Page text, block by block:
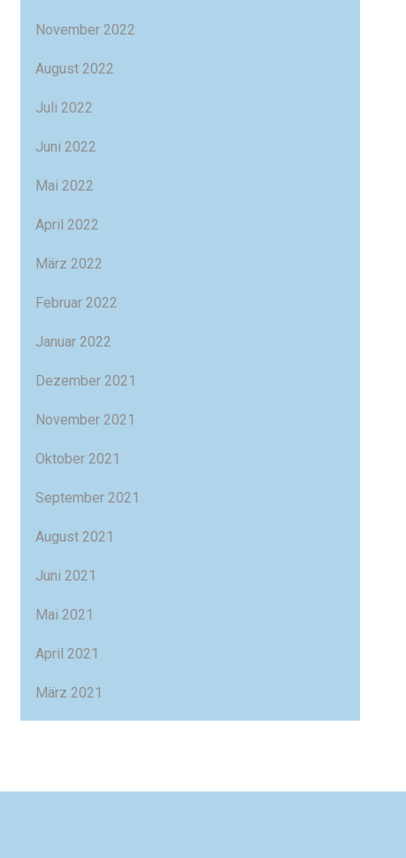
November 2022
August 2022
Juli 2022
Juni 2022
Mai 2022
April 2022
März 2022
Februar 2022
Januar 2022
Dezember 2021
November 2021
Oktober 2021
September 2021
August 2021
Juni 2021
Mai 2021
April 2021
März 2021